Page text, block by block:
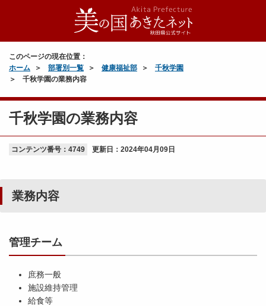
このページの現在位置：
ホーム
部署別一覧 健康福祉部
千秋学園
千秋学園の業務内容
千秋学園の業務内容
コンテンツ番号：4749 更新日： 2024年04月09日
業務内容
管理チーム
庶務一般
施設維持管理
給食等